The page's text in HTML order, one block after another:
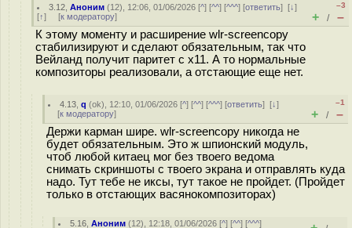
3.12 ,Аноним (12), 12:06, 01/06/2026 [^] [^^] [^^^] [ответить][↓]
[↑] [к модератору]
–3
+ / –
К этому моменту и расширение wlr-screencopy
стабилизируют и сделают обязательным, так что
Вейланд получит паритет с x11. А то нормальные
композиторы реализовали, а отстающие еще нет.
4.13 ,q (ok), 12:10, 01/06/2026 [^] [^^] [^^^] [ответить][↓]
[к модератору]
–1
+ / –
Держи карман шире. wlr-screencopy никогда не
будет обязательным. Это ж шпионский модуль,
чтоб любой китаец мог без твоего ведома
снимать скриншоты с твоего экрана и отправлять куда
надо. Тут тебе не иксы, тут такое не пройдет. (Пройдет
только в отстающих васянокомпозиторах)
5.16 ,Аноним (12), 12:18, 01/06/2026 [^] [^^] [^^^]